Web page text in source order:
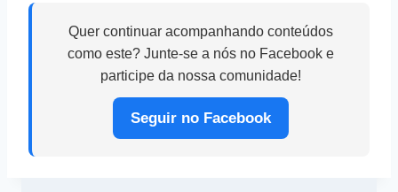
Quer continuar acompanhando conteúdos
como este? Junte-se a nós no Facebook e
participe da nossa comunidade!
Seguir no Facebook